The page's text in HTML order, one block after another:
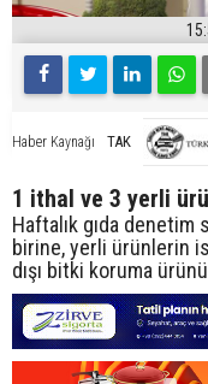
Haber Kaynağı TAK
1 ithal ve 3 yerli
Haftalık gıda
birine, yerli ürünlerin
dışı bitki koruma